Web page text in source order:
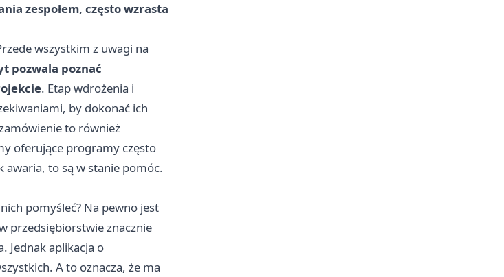
zespołem, często wzrasta
wszystkim z uwagi na
pozwala poznać
. Etap wdrożenia i
by dokonać ich
to również
oferujące programy często
awaria, to są w stanie pomóc.
pomyśleć? Na pewno jest
przedsiębiorstwie znacznie
Jednak aplikacja o
A to oznacza, że ma